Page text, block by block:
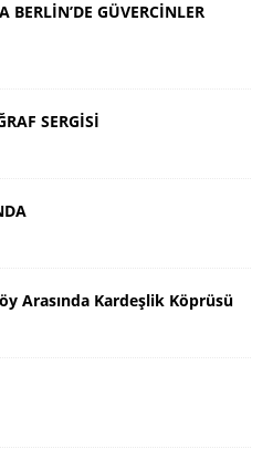
GÜVERCİNLER
SERGİSİ
Arasında Kardeşlik Köprüsü